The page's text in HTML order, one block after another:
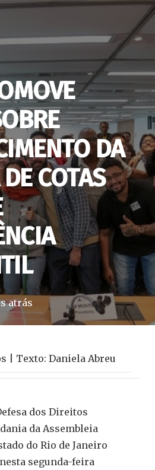
DA
COTAS
atrás
| Texto: Daniela Abreu
dos Direitos
da Assembleia
do Rio de Janeiro
segunda-feira